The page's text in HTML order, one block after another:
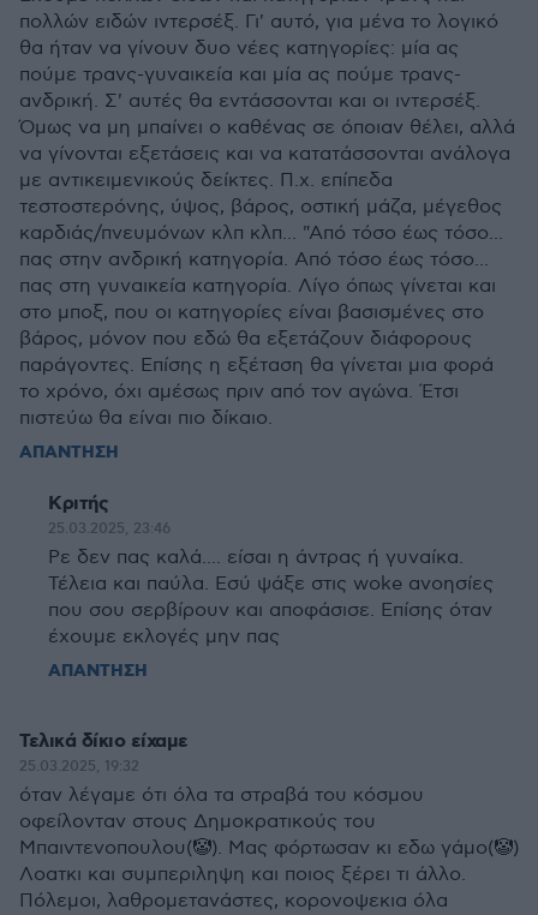
πολλών ειδών ιντερσέξ. Γι' αυτό, για μένα το λογικό
θα ήταν να γίνουν δυο νέες κατηγορίες: μία ας
πούμε τρανς-γυναικεία και μία ας πούμε τρανς-
ανδρική. Σ' αυτές θα εντάσσονται και οι ιντερσέξ.
Όμως να μη μπαίνει ο καθένας σε όποιαν θέλει, αλλά
να γίνονται εξετάσεις και να κατατάσσονται ανάλογα
με αντικειμενικούς δείκτες. Π.χ. επίπεδα
τεστοστερόνης, ύψος, βάρος, οστική μάζα, μέγεθος
καρδιάς/πνευμόνων κλπ κλπ... "Από τόσο έως τόσο...
πας στην ανδρική κατηγορία. Από τόσο έως τόσο...
πας στη γυναικεία κατηγορία. Λίγο όπως γίνεται και
στο μποξ, που οι κατηγορίες είναι βασισμένες στο
βάρος, μόνον που εδώ θα εξετάζουν διάφορους
παράγοντες. Επίσης η εξέταση θα γίνεται μια φορά
το χρόνο, όχι αμέσως πριν από τον αγώνα. Έτσι
πιστεύω θα είναι πιο δίκαιο.
ΑΠΑΝΤΗΣΗ
Κριτής
25.03.2025, 23:46
Ρε δεν πας καλά.... είσαι η άντρας ή γυναίκα.
Τέλεια και παύλα. Εσύ ψάξε στις woke ανοησίες
που σου σερβίρουν και αποφάσισε. Επίσης όταν
έχουμε εκλογές μην πας
ΑΠΑΝΤΗΣΗ
Τελικά δίκιο είχαμε
25.03.2025, 19:32
όταν λέγαμε ότι όλα τα στραβά του κόσμου
οφείλονταν στους Δημοκρατικούς του
Μπαιντενοπουλου(🤡). Μας φόρτωσαν κι εδω γάμο(🤡)
Λοατκι και συμπεριληψη και ποιος ξέρει τι άλλο.
Πόλεμοι, λαθρομετανάστες, κορονοψεκια όλα